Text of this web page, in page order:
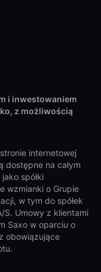
i inwestowaniem
z możliwością
internetowej
dostępne na całym
spółki
wzmianki o Grupie
w tym do spółek
S. Umowy z klientami
Saxo w oparciu o
obowiązujące